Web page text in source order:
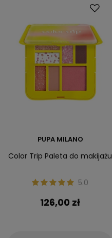
PUPA MILANO
Color Trip Paleta do makijażu
5.0
126,00 zł